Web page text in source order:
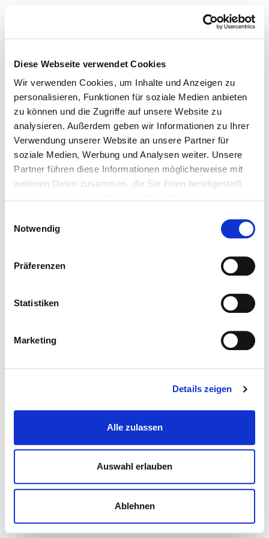
Diese Webseite verwendet Cookies
Wir verwenden Cookies, um Inhalte und Anzeigen zu
personalisieren, Funktionen für soziale Medien anbieten
zu können und die Zugriffe auf unsere Website zu
analysieren. Außerdem geben wir Informationen zu Ihrer
Verwendung unserer Website an unsere Partner für
soziale Medien, Werbung und Analysen weiter. Unsere
Partner führen diese Informationen möglicherweise mit
weiteren Daten zusammen, die Sie ihnen bereitgestellt
Notwendig
Präferenzen
Statistiken
Marketing
Details zeigen
Alle zulassen
Auswahl erlauben
Ablehnen